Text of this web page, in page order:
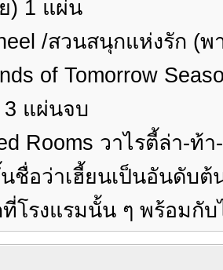
) 1 แผ่น
/สวนสนุกแห่งรัก (
of Tomorrow
3 แผ่นจบ
Rooms วาไรตี้ล่า-ท้
ชื่อว่าเฮี้ยนเป็นอันดับ
ที่โรงแรมนั้น ๆ พร้อมกั